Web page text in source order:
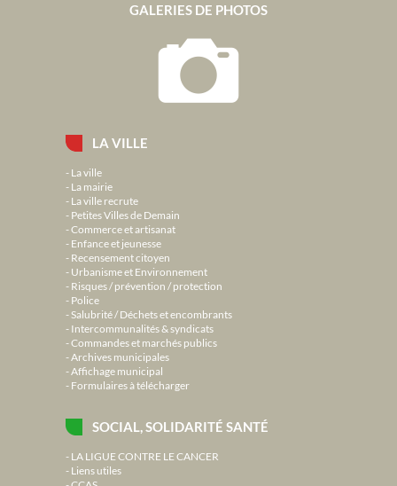
LA VILLE
La ville
La mairie
La ville recrute
Petites Villes de Demain
Commerce et artisanat
Enfance et jeunesse
Recensement citoyen
Urbanisme et Environnement
Risques / prévention / protection
Police
Salubrité / Déchets et encombrants
Intercommunalités & syndicats
Commandes et marchés publics
Archives municipales
Affichage municipal
Formulaires à télécharger
SOCIAL, SOLIDARITÉ SANTÉ
LA LIGUE CONTRE LE CANCER
Liens utiles
GALERIES DE PHOTOS